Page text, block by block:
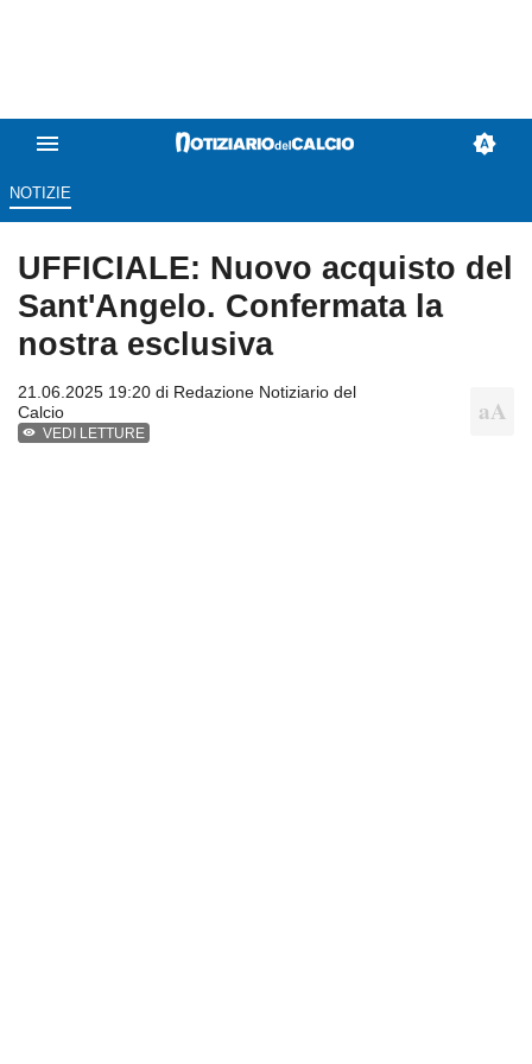
NOTIZIE
UFFICIALE: Nuovo acquisto del
Sant'Angelo. Confermata la
nostra esclusiva
21.06.2025 19:20 di Redazione Notiziario del
Calcio
VEDI LETTURE